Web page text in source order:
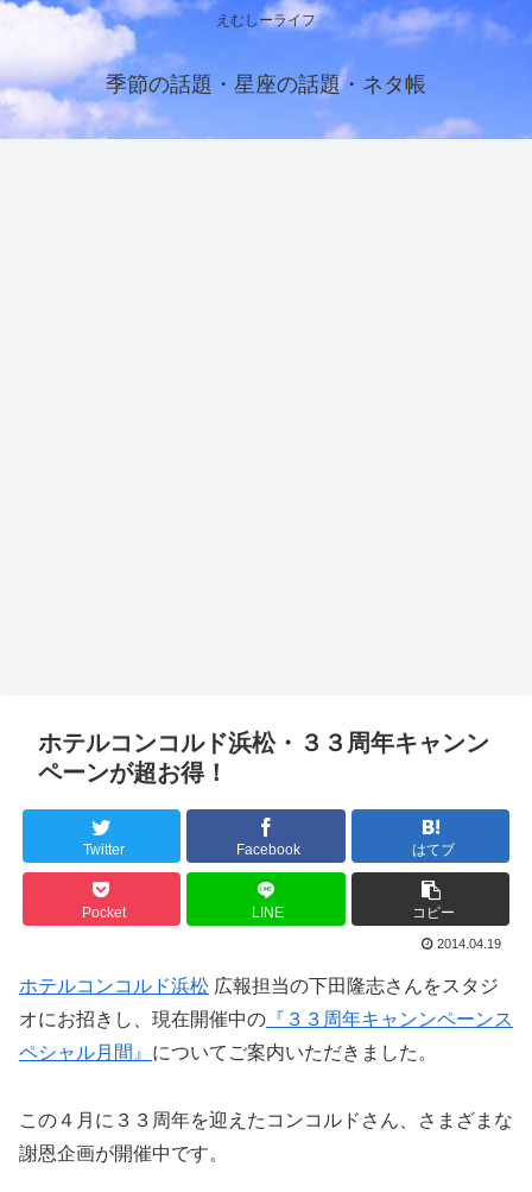
えむしーライフ
季節の話題・星座の話題・ネタ帳
ホテルコンコルド浜松・３３周年キャンン
ペーンが超お得！
Twitter Facebook はてブ
Pocket LINE コピー
2014.04.19
ホテルコンコルド浜松 広報担当の下田隆志さんをスタジ
オにお招きし、現在開催中の 『３３周年キャンンペーンス
ペシャル月間』 についてご案内いただきました。
この４月に３３周年を迎えたコンコルドさん、さまざまな
謝恩企画が開催中です。